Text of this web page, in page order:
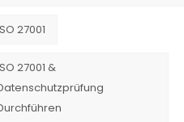
27001
27001 &